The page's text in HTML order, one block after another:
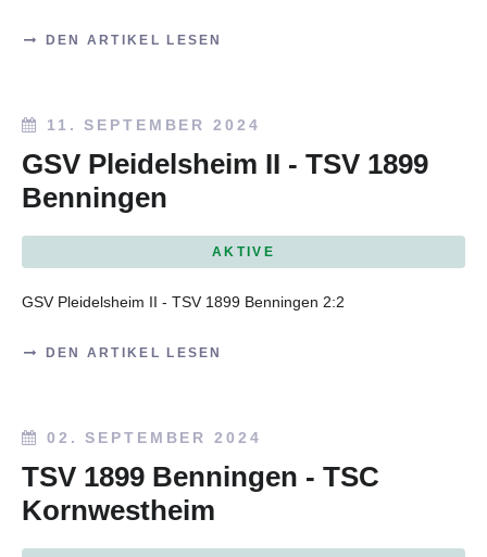
DEN ARTIKEL LESEN
11. SEPTEMBER 2024
GSV Pleidelsheim II - TSV 1899
Benningen
AKTIVE
GSV Pleidelsheim II - TSV 1899 Benningen 2:2
DEN ARTIKEL LESEN
02. SEPTEMBER 2024
TSV 1899 Benningen - TSC
Kornwestheim